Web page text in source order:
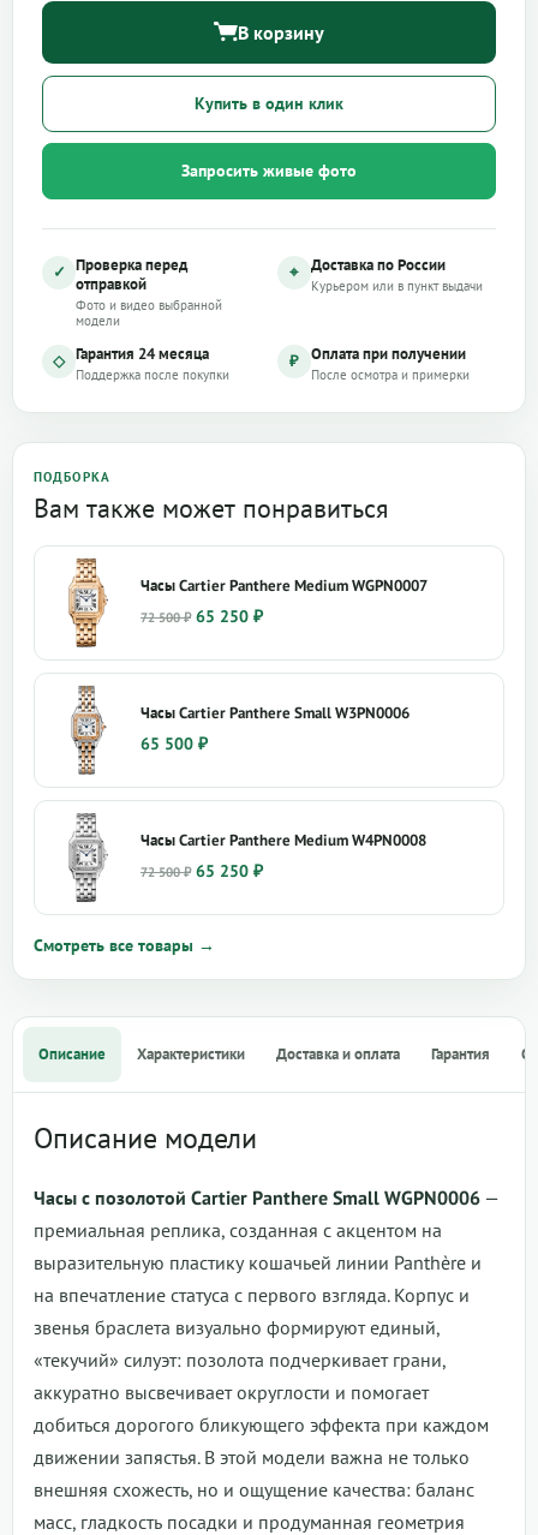
В корзину
Купить в один клик
Запросить живые фото
✓ Проверка перед
отправкой
Фото и видео выбранной
модели
⌖ Доставка по России
Курьером или в пункт выдачи
◇ Гарантия 24 месяца
Поддержка после покупки
₽ Оплата при получении
После осмотра и примерки
ПОДБОРКА
Вам также может понравиться
Часы Cartier Panthere Medium WGPN0007
72 500₽ Первоначальная
составляла
500 ₽.
65 250 ₽Текущая
65
Часы Cartier Panthere Small W3PN0006
65 500 ₽
Часы Cartier Panthere Medium W4PN0008
72 500₽ Первоначальная
составляла
72
65 250 ₽Текущая
65
Смотреть все товары →
Описание Характеристики Доставка и оплата Гарантия
Описание модели
Часы с позолотой Cartier Panthere Small WGPN0006 —
премиальная реплика, созданная с акцентом на
выразительную пластику кошачьей линии Panthère и
на впечатление статуса с первого взгляда. Корпус и
звенья браслета визуально формируют единый,
«текучий» силуэт: позолота подчеркивает грани,
аккуратно высвечивает округлости и помогает
добиться дорогого бликующего эффекта при каждом
движении запястья. В этой модели важна не только
внешняя схожесть, но и ощущение качества: баланс
масс, гладкость посадки и продуманная геометрия